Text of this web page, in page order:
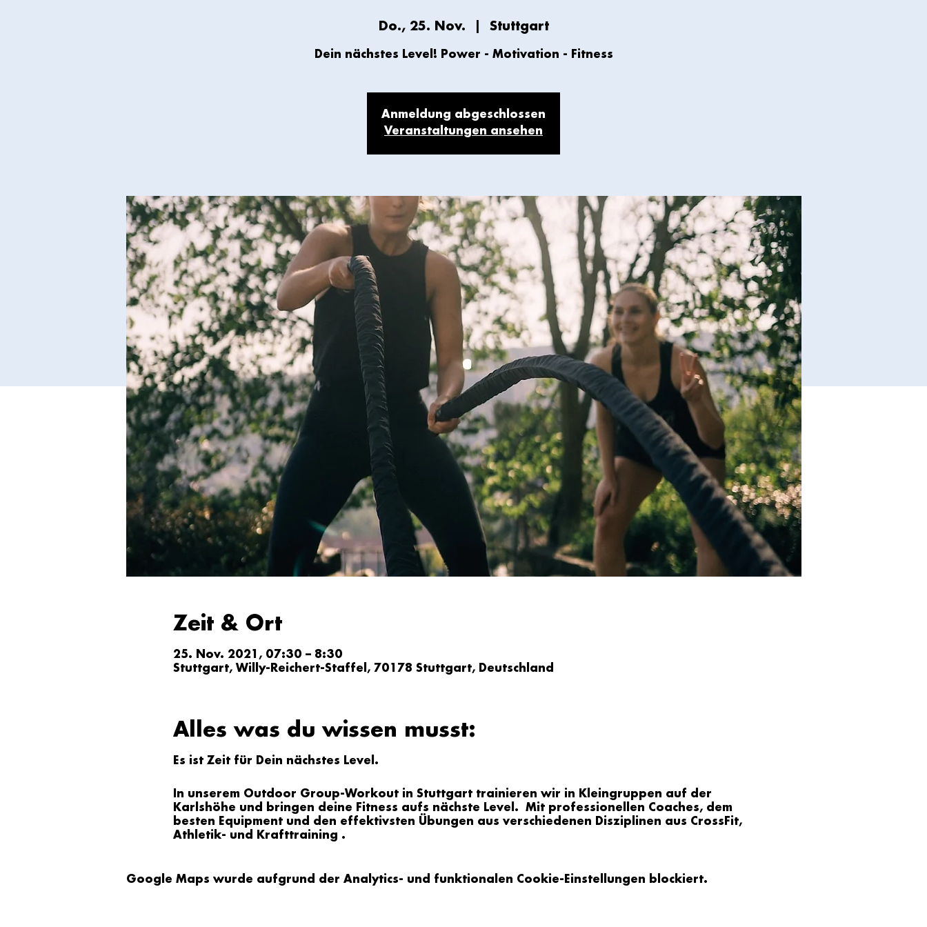
Do., 25. Nov. Stuttgart
Anmeldung abgeschlossen
Veranstaltungen ansehen
Zeit & Ort
25. Nov. 2021, 07:30 – 8:30
Stuttgart, Willy-Reichert-Staffel, 70178 Stuttgart, Deutschland
Alles was du wissen musst:
Es ist Zeit für Dein nächstes Level.
In unserem Outdoor Group-Workout in Stuttgart trainieren wir in Kleingruppen auf der
Karlshöhe und bringen deine Fitness aufs nächste Level. Mit professionellen Coaches, dem
besten Equipment und den effektivsten Übungen aus verschiedenen Disziplinen aus CrossFit,
Athletik- und Krafttraining .
Google Maps wurde aufgrund der Analytics- und funktionalen Cookie-Einstellungen blockiert.